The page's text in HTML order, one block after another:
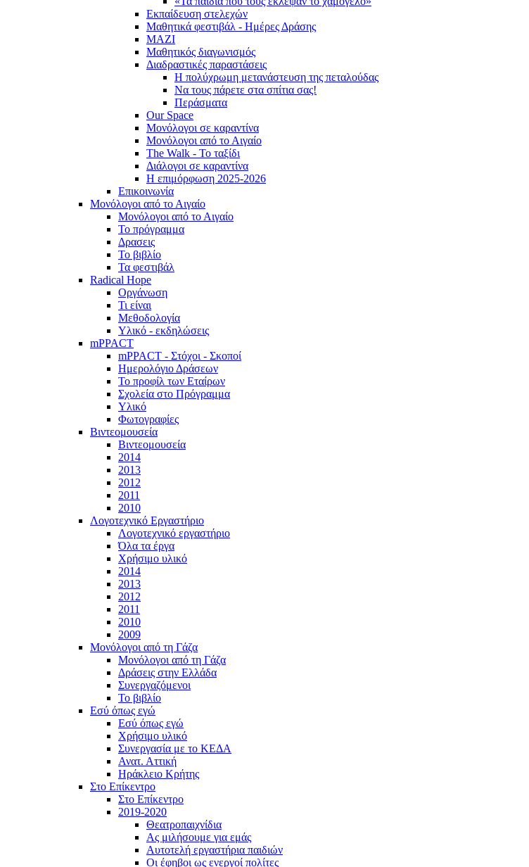
Εκπαίδευση στελεχών
Μαθητικά φεστιβάλ - Ημέρες Δράσης
ΜΑΖΙ
Μαθητικός διαγωνισμός
Διαδραστικές παραστάσεις
Η πολύχρωμη μετανάστευση της πεταλούδας
Να τους πάρετε στα σπίτια σας!
Περάσματα
Our Space
Μονόλογοι σε καραντίνα
Μονόλογοι από το Αιγαίο
The Walk - Το ταξίδι
Διάλογοι σε καραντίνα
Η επιμόρφωση 2025-2026
Επικοινωνία
Μονόλογοι από το Αιγαίο
Μονόλογοι από το Αιγαίο
Το πρόγραμμα
Δρασεις
Το βιβλίο
Τα φεστιβάλ
Radical Hope
Οργάνωση
Τι είναι
Μεθοδολογία
Υλικό - εκδηλώσεις
mPPACT
mPPACT - Στόχοι - Σκοποί
Ημερολόγιο Δράσεων
Το προφίλ των Εταίρων
Σχολεία στο Πρόγραμμα
Υλικό
Φωτογραφίες
Βιντεομουσεία
Βιντεομουσεία
2014
2013
2012
2011
2010
Λογοτεχνικό Εργαστήριο
Λογοτεχνικό εργαστήριο
Όλα τα έργα
Χρήσιμο υλικό
2014
2013
2012
2011
2010
2009
Μονόλογοι από τη Γάζα
Μονόλογοι από τη Γάζα
Δράσεις στην Ελλάδα
Συνεργαζόμενοι
To βιβλίο
Εσύ όπως εγώ
Εσύ όπως εγώ
Χρήσιμο υλικό
Συνεργασία με το ΚΕΔΑ
Ανατ. Αττική
Ηράκλειο Κρήτης
Στο Επίκεντρο
Στο Επίκεντρο
2019-2020
Θεατροπαιχνίδια
Ας μιλήσουμε για εμάς
Αυτοτελή εργαστήρια παιδιών
Οι έφηβοι ως ενεργοί πολίτες